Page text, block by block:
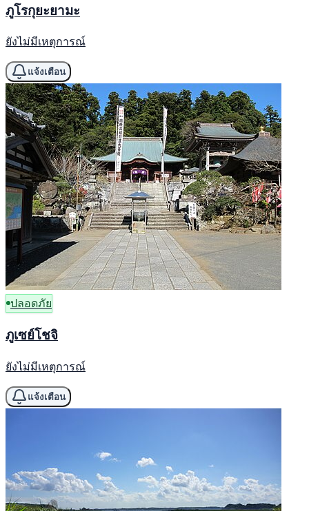
ภูโรกุยะยามะ
ยังไม่มีเหตุการณ์
แจ้งเตือน
ปลอดภัย
ภูเซย์โชจิ
ยังไม่มีเหตุการณ์
แจ้งเตือน